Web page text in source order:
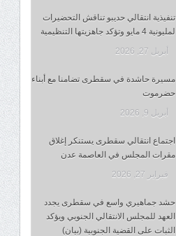
تنفيذية انتقالي حديبو تناقش التحضيرات
لمليونية 4 مايو وتؤكد جاهزيتها التنظيمية
أبريل 27, 2026
مسيرة حاشدة في سقطرى تضامنا مع أبناء
حضرموت
أبريل 9, 2026
اجتماع انتقالي سقطرى يستنكر إغلاق
مقرات المجلس في العاصمة عدن
فبراير 27, 2026
حشد جماهيري واسع في سقطرى يجدد
العهد للمجلس الانتقالي الجنوبي ويؤكد
الثبات على القضية الجنوبية (بيان)